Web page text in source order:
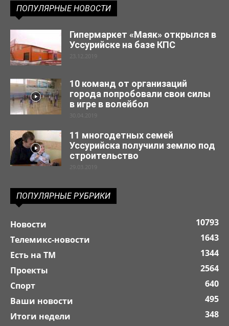
ПОПУЛЯРНЫЕ НОВОСТИ
Гипермаркет «Маяк» открылся в
Уссурийске на базе КПС
23.12.2019
10 команд от организаций
города попробовали свои силы
в игре в волейбол
30.04.2019
11 многодетных семей
Уссурийска получили землю под
строительство
29.03.2019
ПОПУЛЯРНЫЕ РУБРИКИ
Новости
10793
Телемикс-новости
1643
Есть на ТМ
1344
Проекты
2564
Спорт
640
Ваши новости
495
Итоги недели
348